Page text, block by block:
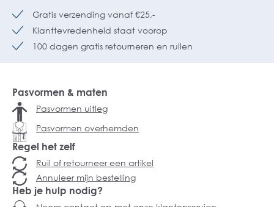
Gratis verzending vanaf €25,-
Klanttevredenheid staat voorop
100 dagen gratis retourneren en ruilen
Pasvormen & maten
Pasvormen uitleg
Pasvormen overhemden
Regel het zelf
Ruil of retourneer een artikel
Annuleer mijn bestelling
Heb je hulp nodig?